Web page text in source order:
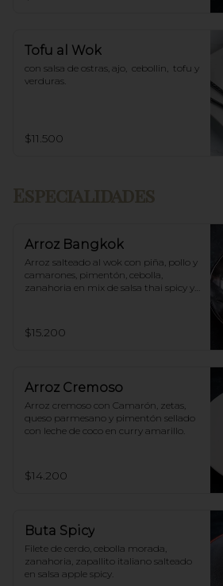
Tofu al Wok
con salsa de ostras, ajo,  cebollin,  tofu y
verduras.
$11.500
Arroz Bangkok
Arroz salteado al wok con piña, pollo y
camarones, pimentón, cebolla,
zanahoria en mix de salsa thai spicy y
$15.200
Arroz Cremoso
Arroz cremoso con Camarón, zetas,
queso parmesano y pimentón sellado
con leche de coco en curry amarillo.
$14.200
Buta Spicy
Filete de cerdo, cebolla morada,
zanahoria, zapallito italiano salteado
en salsa apple spicy.